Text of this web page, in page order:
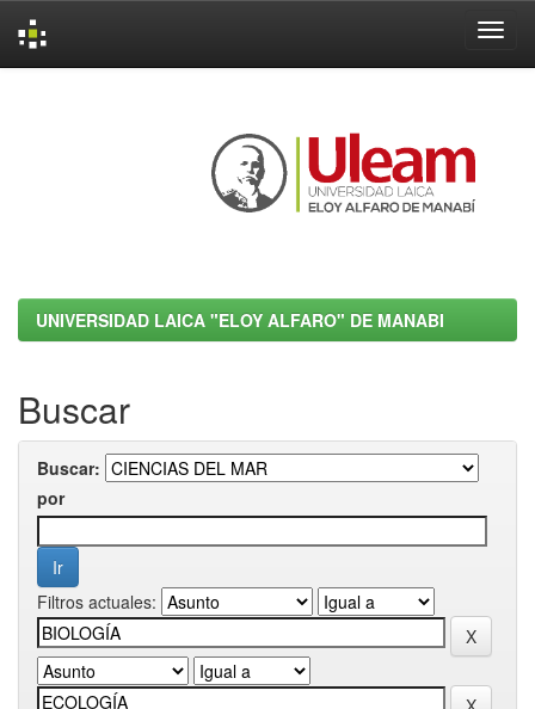
UNIVERSIDAD LAICA "ELOY ALFARO" DE MANABI
Buscar
Buscar:
por
Filtros actuales: